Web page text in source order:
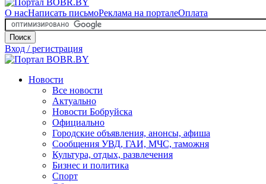
О насНаписать письмоРеклама на порталеОплата
Поиск
Вход / регистрация
Новости
Все новости
Актуально
Новости Бобруйска
Официально
Городские объявления, анонсы, афиша
Сообщения УВД, ГАИ, МЧС, таможня
Культура, отдых, развлечения
Бизнес и политика
Спорт